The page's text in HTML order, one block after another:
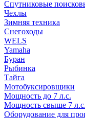
Спутниковые
Чехлы
Зимняя техника
Снегоходы
WELS
Yamaha
Буран
Рыбинка
Тайга
Мотобуксировщики
Мощность до 7 л.с.
Мощность свыше 7 л.с.
Оборудование для